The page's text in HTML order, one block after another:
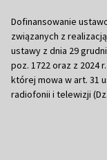
Dofinansowanie
związanych z
ustawy z dnia 29
poz. 1722 oraz z 2024
której mowa w art. 31
radiofonii i telewizji